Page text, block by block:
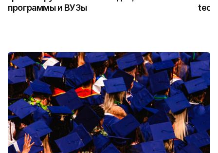
программы и ВУЗы
tech